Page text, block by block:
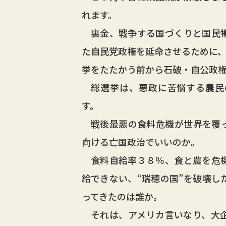
れます。
裏金、戦争する国づくりと国民
た自民党政権を延命させるために
挙をたたかう前から石破・自公政
総選挙は、悪政に苦悩する農
す。
戦後最悪の食料危機が世界を覆
向ける亡国政治でいいのか。
食料自給率３８％、食と農を危
給できない、“瑞穂の国”を破壊
ってきたのは誰か。
それは、アメリカ言いなり、大